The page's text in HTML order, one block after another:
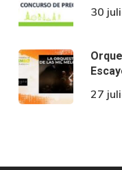
30
27